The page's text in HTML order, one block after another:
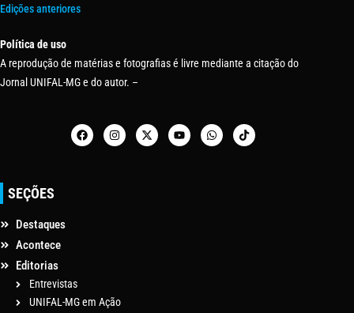
Edições anteriores
Política de uso
A reprodução de matérias e fotografias é livre mediante a citação do
Jornal UNIFAL-MG e do autor. –
SEÇÕES
Destaques
Acontece
Editorias
Entrevistas
UNIFAL-MG em Ação